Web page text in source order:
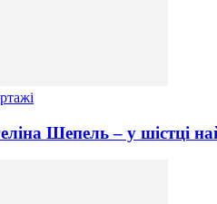
Шепель – у шістці